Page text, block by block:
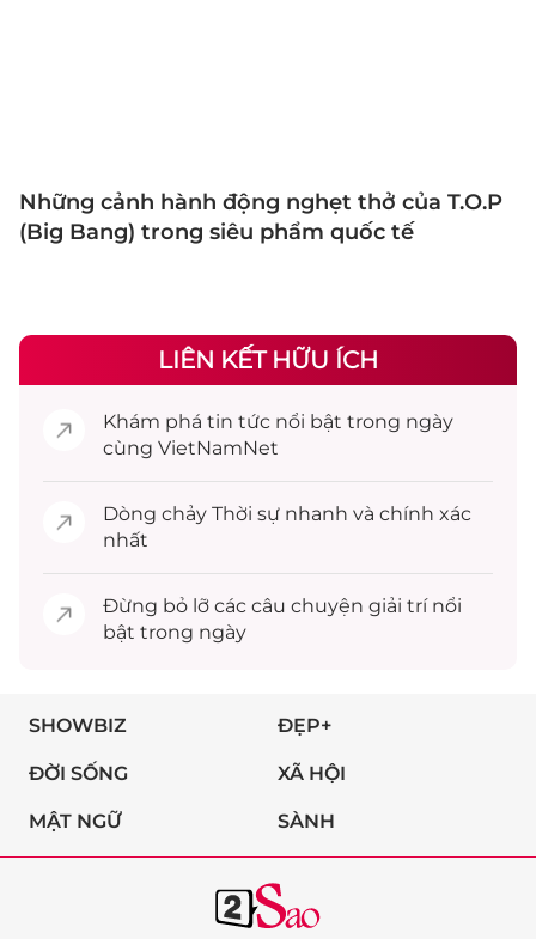
Những cảnh hành động nghẹt thở của T.O.P
(Big Bang) trong siêu phẩm quốc tế
LIÊN KẾT HỮU ÍCH
Khám phá tin tức nổi bật trong ngày
cùng VietNamNet
Dòng chảy Thời sự nhanh và chính xác
nhất
Đừng bỏ lỡ các câu chuyện giải trínổi
bật trong ngày
SHOWBIZ ĐẸP+
ĐỜI SỐNG XÃ HỘI
MẬT NGỮ SÀNH